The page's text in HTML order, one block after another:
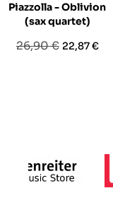
Piazzolla - Oblivion
(sax quartet)
Prezzo
26,90 € Prezzo
22,87 €